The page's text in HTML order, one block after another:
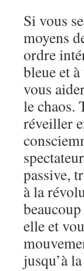
Si vous
moyens
ordre
bleue et
vous
le chaos.
réveiller
passive,
à la
elle et
jusqu’à